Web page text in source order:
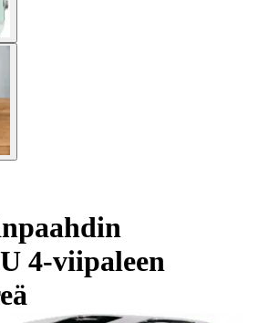
4-viipaleen